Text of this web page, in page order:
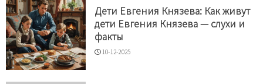
Дети Евгения Князева: Как живут
дети Евгения Князева — слухи и
факты
10-12-2025